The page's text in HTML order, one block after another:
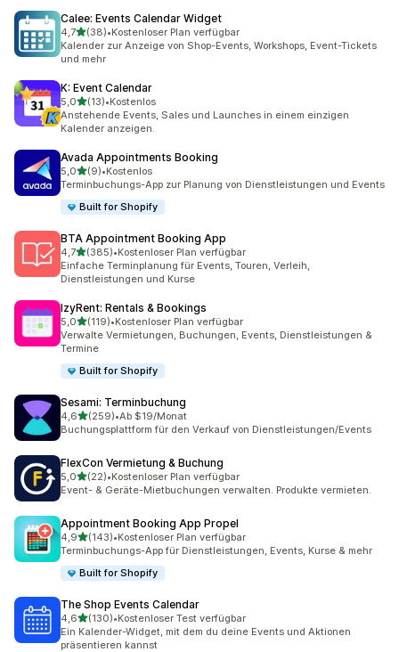
Calee: Events Calendar Widget
4,7von 5 Sternen
(38)
38 Rezensionen insgesamt
•Kostenloser Plan verfügbar
Kalender zur Anzeige von Shop-Events, Workshops, Event-Tickets
und mehr
K: Event Calendar
5,0von 5 Sternen
(13)
13 Rezensionen insgesamt
•Kostenlos
Anstehende Events, Sales und Launches in einem einzigen
Kalender anzeigen.
Avada Appointments Booking
5,0von 5 Sternen
(9)
9 Rezensionen insgesamt
•Kostenlos
Terminbuchungs-App zur Planung von Dienstleistungen und Events
Built for Shopify
BTA Appointment Booking App
4,7von 5 Sternen
(385)
385 Rezensionen insgesamt
•Kostenloser Plan verfügbar
Einfache Terminplanung für Events, Touren, Verleih,
Dienstleistungen und Kurse
IzyRent: Rentals & Bookings
5,0von 5 Sternen
(119)
119 Rezensionen insgesamt
•Kostenloser Plan verfügbar
Verwalte Vermietungen, Buchungen, Events, Dienstleistungen &
Termine
Built for Shopify
Sesami: Terminbuchung
4,6von 5 Sternen
(259)
259 Rezensionen insgesamt
•Ab $19/Monat
Buchungsplattform für den Verkauf von Dienstleistungen/Events
FlexCon Vermietung & Buchung
5,0von 5 Sternen
(22)
22 Rezensionen insgesamt
•Kostenloser Plan verfügbar
Event- & Geräte-Mietbuchungen verwalten. Produkte vermieten.
Appointment Booking App Propel
4,9von 5 Sternen
(143)
143 Rezensionen insgesamt
•Kostenloser Plan verfügbar
Terminbuchungs-App für Dienstleistungen, Events, Kurse & mehr
Built for Shopify
The Shop Events Calendar
4,6von 5 Sternen
(130)
130 Rezensionen insgesamt
•Kostenloser Test verfügbar
Ein Kalender-Widget, mit dem du deine Events und Aktionen
präsentieren kannst